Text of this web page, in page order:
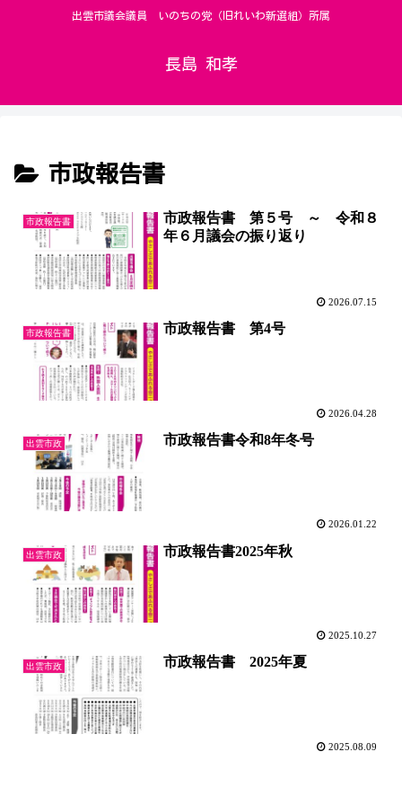
出雲市議会議員 いのちの党（旧れいわ新選組）所属
長島 和孝
市政報告書
市政報告書
市政報告書 第５号 ～ 令和８
年６月議会の振り返り
2026.07.15
市政報告書 市政報告書 第4号
2026.04.28
出雲市政 市政報告書令和8年冬号
2026.01.22
出雲市政 市政報告書2025年秋
2025.10.27
出雲市政 市政報告書 2025年夏
2025.08.09